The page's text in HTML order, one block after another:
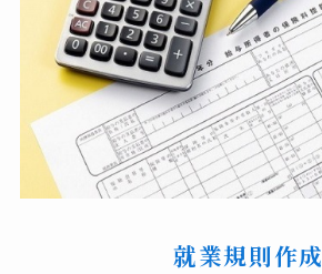
就業規則作成